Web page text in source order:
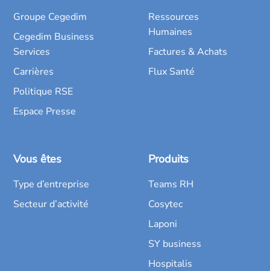
Groupe Cegedim
Cegedim Business
Services
Carrières
Politique RSE
Espace Presse
Ressources
Humaines
Factures & Achats
Flux Santé
Vous êtes
Type d’entreprise
Secteur d’activité
Produits
Teams RH
Cosytec
Laponi
SY business
Hospitalis